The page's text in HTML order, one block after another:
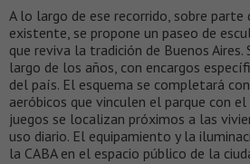
A lo largo de ese recorrido, sobre parte
existente, se propone un paseo de
que reviva la tradición de Buenos
largo de los años, con encargos
del país. El esquema se completará
aeróbicos que vinculen el parque con
juegos se localizan próximos a las
uso diario. El equipamiento y la
la CABA en el espacio público de la